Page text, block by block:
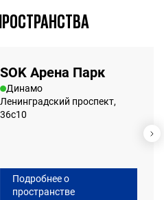
SOK Арена Парк
Динамо
Ленинградский проспект,
36с10
Подробнее о
пространстве